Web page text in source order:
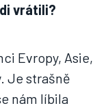
vrátili?
Evropy, Asie,
Je strašně
nám líbila